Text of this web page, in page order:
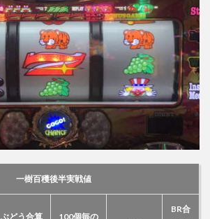
一樹百穫後半実戦値
ぶどう合算
100個毎の
BR合